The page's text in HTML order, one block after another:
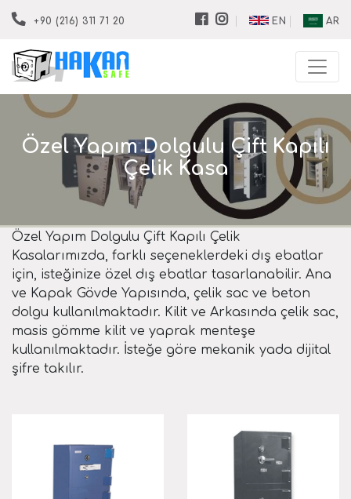
+90 (216) 311 71 20 EN AR
Özel Yapım Dolgulu Çift Kapılı
Çelik Kasa
Özel Yapım Dolgulu Çift Kapılı Çelik
Kasalarımızda, farklı seçeneklerdeki dış ebatlar
için, isteğinize özel dış ebatlar tasarlanabilir. Ana
ve Kapak Gövde Yapısında, çelik sac ve beton
dolgu kullanılmaktadır. Kilit ve Arkasında çelik sac,
masis gömme kilit ve yaprak menteşe
kullanılmaktadır. İsteğe göre mekanik yada dijital
şifre takılır.